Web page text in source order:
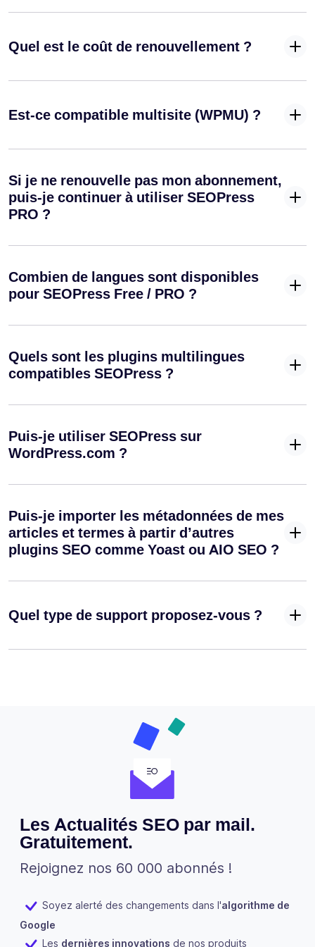
Quel est le coût de renouvellement ?
Est-ce compatible multisite (WPMU) ?
Si je ne renouvelle pas mon abonnement,
puis-je continuer à utiliser SEOPress
PRO ?
Combien de langues sont disponibles
pour SEOPress Free / PRO ?
Quels sont les plugins multilingues
compatibles SEOPress ?
Puis-je utiliser SEOPress sur
WordPress.com ?
Puis-je importer les métadonnées de mes
articles et termes à partir d’autres
plugins SEO comme Yoast ou AIO SEO ?
Quel type de support proposez-vous ?
Les Actualités SEO par mail.
Gratuitement.
Rejoignez nos 60 000 abonnés !
Soyez alerté des changements dans l'algorithme de
Google
Les dernières innovations de nos produits